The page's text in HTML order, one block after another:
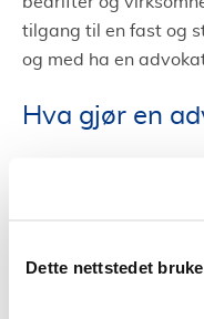
Dette nettstedet
tilgang til en fast og
og med ha en
Hva gjør en
En advokat gir
forhandle på vegne
en klients sak og gir